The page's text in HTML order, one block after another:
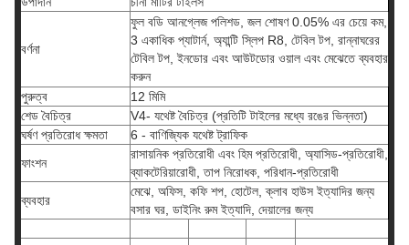
বর্ণনা
ফুল বডি আনগ্লেজ পলিশড, জল শোষণ 0.05% এর চেয়ে কম,
3 একাধিক প্যাটার্ন, অ্যান্টি স্লিপ R8, টেবিল টপ, রান্নাঘরের
টেবিল টপ, ইনডোর এবং আউটডোর ওয়াল এবং মেঝেতে ব্যবহার
করুন
পুরুত্ব
12 মিমি
শেড বৈচিত্র
V4- যথেষ্ট বৈচিত্র (প্রতিটি টাইলের মধ্যে রঙের ভিন্নতা)
ঘর্ষণ প্রতিরোধ ক্ষমতা
6 - বাণিজ্যিক যথেষ্ট ট্রাফিক
ফাংশন
রাসায়নিক প্রতিরোধী এবং হিম প্রতিরোধী, অ্যাসিড-প্রতিরোধী,
ব্যাকটেরিয়ারোধী, তাপ নিরোধক, পরিধান-প্রতিরোধী
ব্যবহার
মেঝে, অফিস, কফি শপ, হোটেল, ক্লাব হাউস ইত্যাদির জন্য
বসার ঘর, ডাইনিং রুম ইত্যাদি, দেয়ালের জন্য